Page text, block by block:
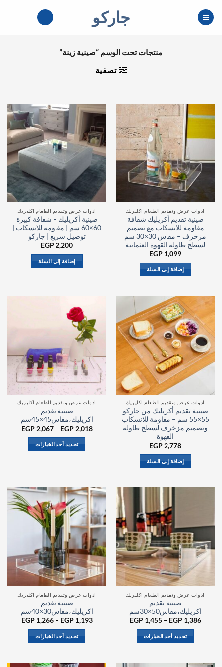
للمحتوى
جاركو
منتجات تحت الوسم “صينية زينة”
تصفية
ادوات عرض وتقديم الطعام اكليريك
صينية تقديم أكريليك شفافة
مقاومة للانسكاب مع تصميم
مزخرف – مقاس 30×30 سم
لسطح طاولة القهوة العثمانية
EGP 1,099
إضافة إلى السلة
ادوات عرض وتقديم الطعام اكليريك
صينية أكريليك – شفافة كبيرة
60×60 سم | مقاومة للانسكاب |
توصيل سريع | جاركو
EGP 2,200
إضافة إلى السلة
ادوات عرض وتقديم الطعام اكليريك
صينية تقديم أكريليك من جاركو
55×55 سم – مقاومة للانسكاب
وتصميم مزخرف لسطح طاولة
القهوة
EGP 2,778
إضافة إلى السلة
ادوات عرض وتقديم الطعام اكليريك
صينية تقديم
اكريليك،مقاس45×45سم
EGP2,018
–
EGP2,067
تحديد أحد الخيارات
الأشكال
المختلفة
لهذا
المنتج.
يمكن
اختيار
الخيارات
على
صفحة
المنتج
ادوات عرض وتقديم الطعام اكليريك
صينية تقديم
اكريليك،مقاس50×30سم
EGP1,386
–
EGP1,455
تحديد أحد الخيارات
ادوات عرض وتقديم الطعام اكليريك
صينية تقديم
اكريليك،مقاس30×40سم
EGP1,193
–
EGP1,266
تحديد أحد الخيارات